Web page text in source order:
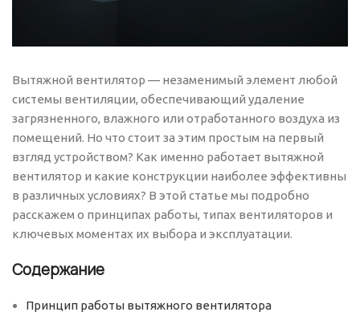
Вытяжной вентилятор — незаменимый элемент любой
системы вентиляции, обеспечивающий удаление
загрязненного, влажного или отработанного воздуха из
помещений. Но что стоит за этим простым на первый
взгляд устройством? Как именно работает вытяжной
вентилятор и какие конструкции наиболее эффективны
в различных условиях? В этой статье мы подробно
расскажем о принципах работы, типах вентиляторов и
ключевых моментах их выбора и эксплуатации.
Содержание
Принцип работы вытяжного вентилятора